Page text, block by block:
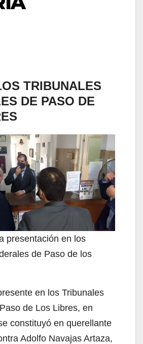
TRIBUNALES
DE PASO DE
presentación en los
de Paso de los
en los Tribunales
de Los Libres, en
constituyó en querellante
Adolfo Navajas Artaza,